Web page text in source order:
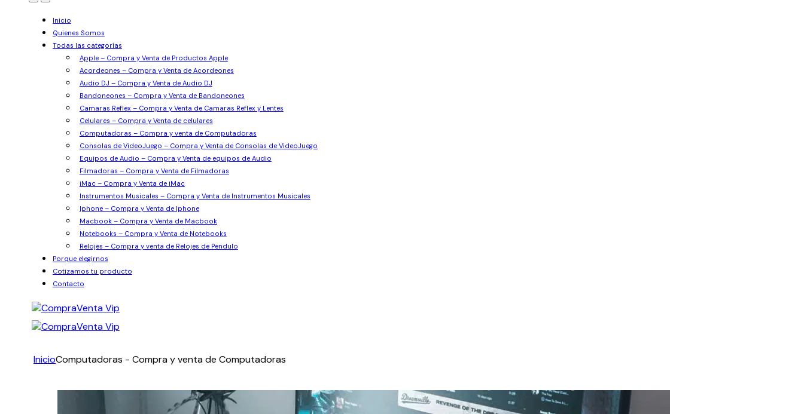
Inicio
Quienes Somos
Todas las categorías
Apple – Compra y Venta de Productos Apple
Acordeones – Compra y Venta de Acordeones
Audio DJ – Compra y Venta de Audio DJ
Bandoneones – Compra y Venta de Bandoneones
Camaras Reflex – Compra y Venta de Camaras Reflex y Lentes
Celulares – Compra y Venta de celulares
Computadoras – Compra y venta de Computadoras
Consolas de VideoJuego – Compra y Venta de Consolas de VideoJuego
Equipos de Audio – Compra y Venta de equipos de Audio
Filmadoras – Compra y Venta de Filmadoras
iMac – Compra y Venta de iMac
Instrumentos Musicales – Compra y Venta de Instrumentos Musicales
Iphone – Compra y Venta de Iphone
Macbook – Compra y Venta de Macbook
Notebooks – Compra y Venta de Notebooks
Relojes – Compra y venta de Relojes de Pendulo
Porque elegirnos
Cotizamos tu producto
Contacto
InicioComputadoras - Compra y venta de Computadoras